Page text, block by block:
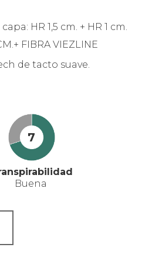
HR 1,5 cm. + HR 1 cm.
FIBRA VIEZLINE
de tacto suave.
7
Buena